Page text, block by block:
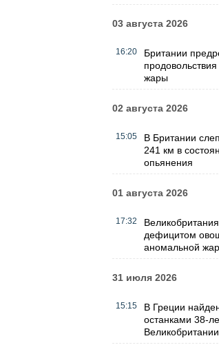
03 августа 2026
16:20
Британии
жары
02 августа 2026
15:05
В Британии
241 км в
опьянения
01 августа 2026
17:32
дефицитом
аномальной
31 июля 2026
15:15
В Греции
останками 38-
Великобритании